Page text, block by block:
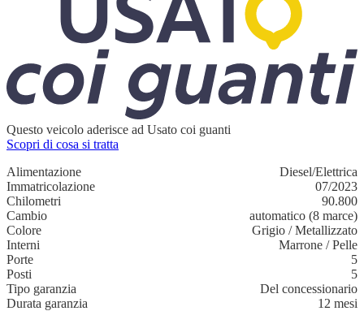
Questo veicolo aderisce ad Usato coi guanti
Scopri di cosa si tratta
Alimentazione
Diesel/Elettrica
Immatricolazione
07/2023
Chilometri
90.800
Cambio
automatico (8 marce)
Colore
Grigio /Metallizzato
Interni
Marrone /Pelle
Porte
5
Posti
5
Tipo garanzia
Del concessionario
Durata garanzia
12 mesi